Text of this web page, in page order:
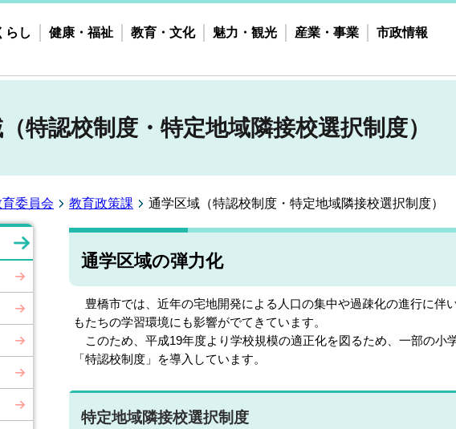
らし 健康・福祉 教育・文化 魅力・観光 産業・事業 市政情報
特認校制度・特定地域隣接校選択制度）
育委員会 教育政策課 通学区域（特認校制度・特定地域隣接校選択制度）
通学区域の弾力化
豊橋市では、近年の宅地開発による人口の集中や過疎化の進行に伴
もたちの学習環境にも影響がでてきています。
このため、平成19年度より学校規模の適正化を図るため、一部の小
「特認校制度」を導入しています。
特定地域隣接校選択制度